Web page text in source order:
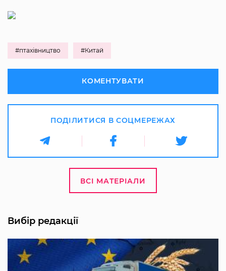
#птахівництво #Китай
КОМЕНТУВАТИ
ПОДІЛИТИСЯ В СОЦМЕРЕЖАХ
ВСІ МАТЕРІАЛИ
Вибір редакції